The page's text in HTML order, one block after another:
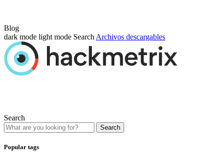
Blog
dark mode light mode Search Archivos descargables
Search
Search
Popular tags